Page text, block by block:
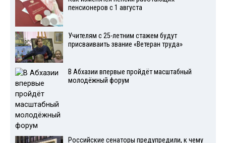
пенсионеров с 1 августа
Учителям с 25-летним стажем будут
присваиваить звание «Ветеран труда»
В Абхазии впервые пройдёт масштабный
молодёжный форум
Российские сенаторы предупредили, к чему